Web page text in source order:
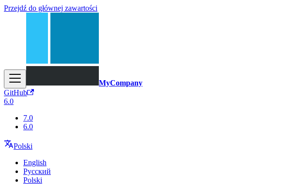
Przejdź do głównej zawartości
MyCompany
GitHub
6.0
7.0
6.0
Polski
English
Русский
Polski